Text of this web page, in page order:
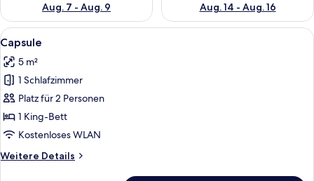
Aug. 7 - Aug. 9
Aug. 14 - Aug. 16
Alle
Fotos
für
Capsule
anzeigen
Ein futuristisches Zimmer mit einem
5
Capsule
5 m²
1 Schlafzimmer
Platz für 2 Personen
1 King-Bett
Kostenloses WLAN
Weitere Details
Weitere